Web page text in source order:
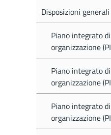
Disposizioni generali
Piano integrato
organizzazione
Piano integrato
organizzazione
Piano integrato
organizzazione